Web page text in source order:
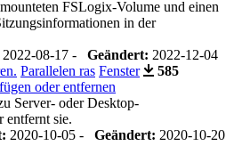
FSLogix-Volume und einen
in der
2022-08-17 - Geändert: 2022-12-04
Parallelen ras Fenster
585
oder entfernen
Server- oder Desktop-
entfernt sie.
2020-10-05 - Geändert: 2020-10-20